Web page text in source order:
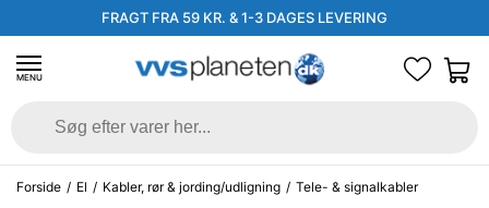
FRAGT FRA 59 KR. & 1-3 DAGES LEVERING
MENU
Forside / El / Kabler, rør & jording/udligning / Tele- & signalkabler